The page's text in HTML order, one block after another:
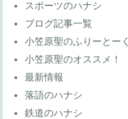
スポーツのハナシ
ブログ記事一覧
小笠原聖のふりーとーく
小笠原聖のオススメ！
最新情報
落語のハナシ
鉄道のハナシ